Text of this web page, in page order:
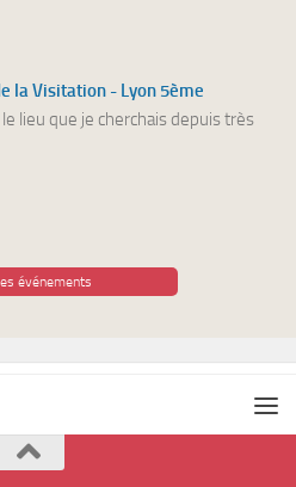
la Visitation - Lyon 5ème
lieu que je cherchais depuis très
événements